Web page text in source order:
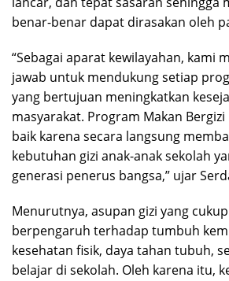
benar-benar dapat dirasakan oleh
“Sebagai aparat kewilayahan, kami
jawab untuk mendukung setiap
yang bertujuan meningkatkan
masyarakat. Program Makan
baik karena secara langsung
kebutuhan gizi anak-anak sekolah
generasi penerus bangsa,” ujar
Menurutnya, asupan gizi yang
berpengaruh terhadap tumbuh
kesehatan fisik, daya tahan tubuh,
belajar di sekolah. Oleh karena itu,